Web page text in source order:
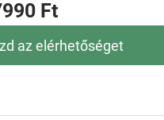
Ft
az elérhetőséget